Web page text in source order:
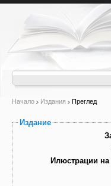
Начало Издания Преглед
Издание
Илюстрации на